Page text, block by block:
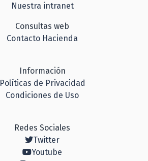
Nuestra intranet
Consultas web
Contacto Hacienda
Información
Políticas de Privacidad
Condiciones de Uso
Redes Sociales
Twitter
Youtube